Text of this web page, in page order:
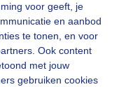
voor geeft, je
en aanbod
te tonen, en voor
Ook content
met jouw
gebruiken cookies